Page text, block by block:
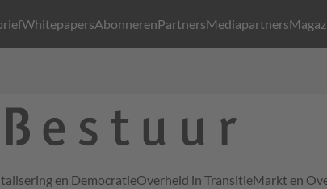
WhitepapersAbonnerenPartnersMediapartners
en DemocratieOverheid in TransitieMarkt en